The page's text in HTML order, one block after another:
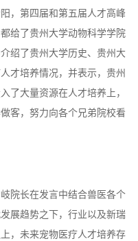
，第四届和第五届人才高峰
给了贵州大学动物科学学院
绍了贵州大学历史、贵州大
才培养情况，并表示，贵州
了大量资源在人才培养上，
客，努力向各个兄弟院校看
院长在发言中结合兽医各个
展趋势之下，行业以及新瑞
，未来宠物医疗人才培养存